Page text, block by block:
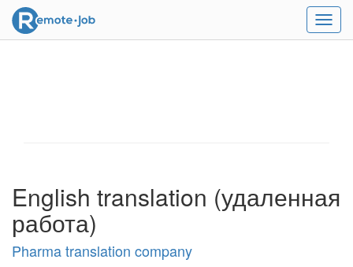
Меню
English translation (удаленная
работа)
Pharma translation company